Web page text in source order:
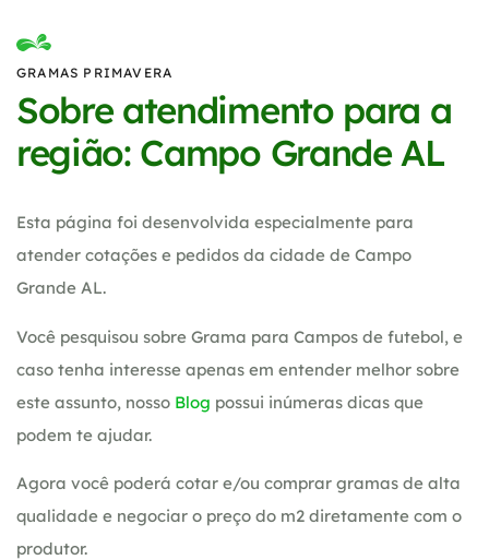
GRAMAS PRIMAVERA
Sobre atendimento para a
região: Campo Grande AL
Esta página foi desenvolvida especialmente para
atender cotações e pedidos da cidade de Campo
Grande AL.
Você pesquisou sobre Grama para Campos de futebol, e
caso tenha interesse apenas em entender melhor sobre
este assunto, nosso Blog possui inúmeras dicas que
podem te ajudar.
Agora você poderá cotar e/ou comprar gramas de alta
qualidade e negociar o preço do m2 diretamente com o
produtor.